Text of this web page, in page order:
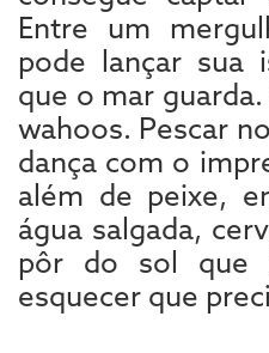
Entre um
pode lançar sua
que o mar
wahoos. Pescar
dança com o
além de peixe,
água salgada,
pôr do sol que
esquecer que